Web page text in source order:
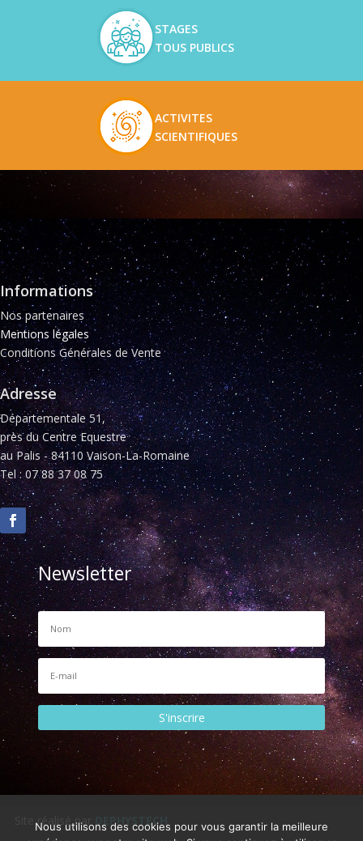
STAGES
TOUS PUBLICS
ACTIVITES
SCIENTIFIQUES
Informations
Nos partenaires
Mentions légales
Conditions Générales de Vente
Adresse
Départementale 51,
près du Centre Equestre
au Palis - 84110 Vaison-La-Romaine
Tel : 07 88 37 08 75
Newsletter
S'inscrire
Site réalisé par DEPHYSTECH
Nous utilisons des cookies pour vous garantir la meilleure